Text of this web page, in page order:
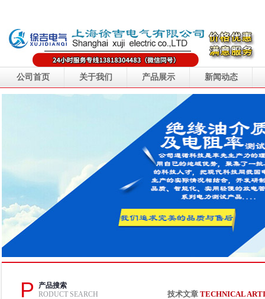
公司首页 关于我们 产品展示 新闻动态
P
产品搜索
RODUCT SEARCH
技术文章 TECHNICAL